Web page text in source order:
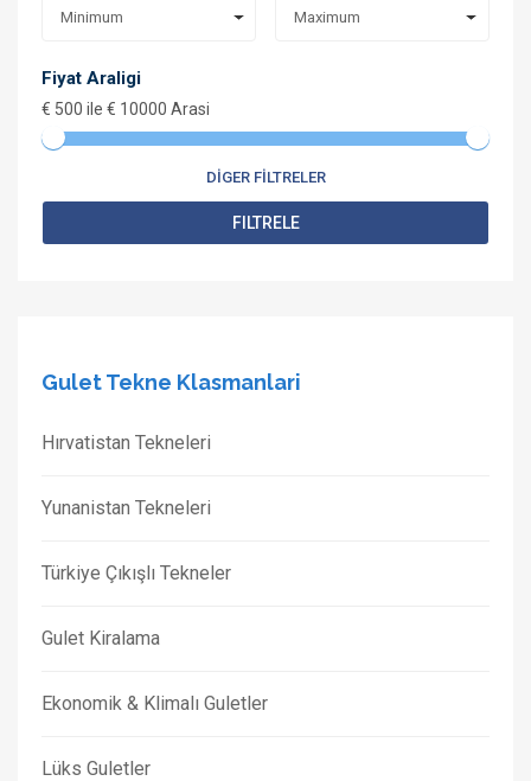
Minimum Maximum
Fiyat Araligi
€ 500 ile € 10000 Arasi
DIGER FILTRELER
FILTRELE
Gulet Tekne Klasmanlari
Hırvatistan Tekneleri
Yunanistan Tekneleri
Türkiye Çıkışlı Tekneler
Gulet Kiralama
Ekonomik & Klimalı Guletler
Lüks Guletler